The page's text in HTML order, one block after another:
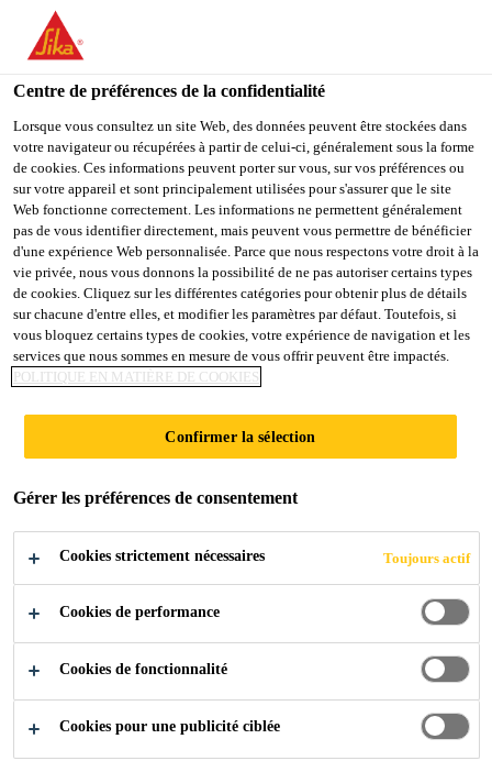
You are accessing "Sika Belgium", it seems you are accessing it
from "États-Unis". We have a dedicated website for your country.
TO
SIKA
USA
BELGIUM WEBSITE
COUNTRY
Sika Belgium
PRÉPARATION
SUBSTRAT
Produits Distribution Sols Préparation Substrat
Protection du Surface
Centre de préférences de la confidentialité
Lorsque vous consultez un site Web, des données peuvent être stockées dans
votre navigateur ou récupérées à partir de celui-ci, généralement sous la forme
de cookies. Ces informations peuvent porter sur vous, sur vos préférences ou
sur votre appareil et sont principalement utilisées pour s'assurer que le site
Web fonctionne correctement. Les informations ne permettent généralement
pas de vous identifier directement, mais peuvent vous permettre de bénéficier
d'une expérience Web personnalisée. Parce que nous respectons votre droit à la
vie privée, nous vous donnons la possibilité de ne pas autoriser certains types
de cookies. Cliquez sur les différentes catégories pour obtenir plus de détails
sur chacune d'entre elles, et modifier les paramètres par défaut. Toutefois, si
vous bloquez certains types de cookies, votre expérience de navigation et les
services que nous sommes en mesure de vous offrir peuvent être impactés.
POLITIQUE EN MATIÈRE DE COOKIES
Confirmer la sélection
Gérer les préférences de consentement
Cookies strictement nécessaires Toujours actif
Cookies de performance
Cookies de fonctionnalité
Cookies pour une publicité ciblée